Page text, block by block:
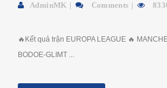
AdminMK Comments
🔥Kết quả trận EUROPA LEAGUE 🔥
BODOE-GLIMT ...